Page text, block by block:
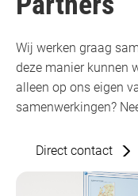
Wij werken graag
deze manier kunnen
alleen op ons eigen
samenwerkingen?
Direct contact